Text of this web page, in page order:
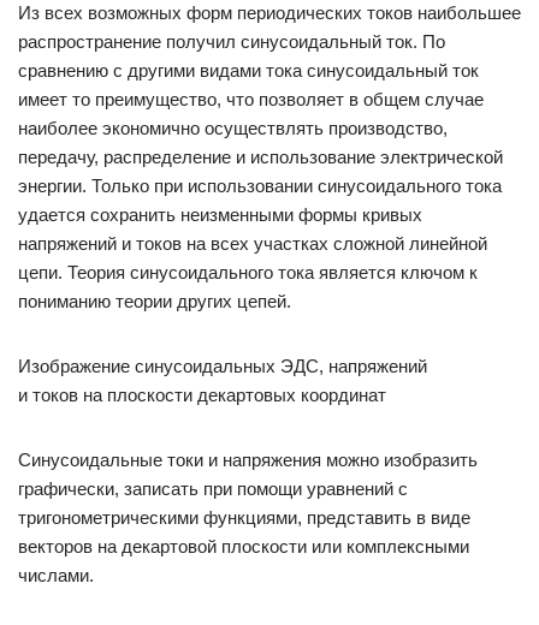
Из всех возможных форм периодических токов наибольшее
распространение получил синусоидальный ток. По
сравнению с другими видами тока синусоидальный ток
имеет то преимущество, что позволяет в общем случае
наиболее экономично осуществлять производство,
передачу, распределение и использование электрической
энергии. Только при использовании синусоидального тока
удается сохранить неизменными формы кривых
напряжений и токов на всех участках сложной линейной
цепи. Теория синусоидального тока является ключом к
пониманию теории других цепей.
Изображение синусоидальных ЭДС, напряжений
и токов на плоскости декартовых координат
Синусоидальные токи и напряжения можно изобразить
графически, записать при помощи уравнений с
тригонометрическими функциями, представить в виде
векторов на декартовой плоскости или комплексными
числами.